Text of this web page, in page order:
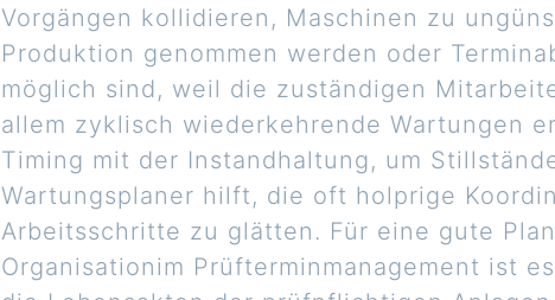
Vorgängen kollidieren, Maschinen zu
Produktion genommen werden oder
möglich sind, weil die zuständigen
allem zyklisch wiederkehrende Wartungen
Timing mit der Instandhaltung, um
Wartungsplaner hilft, die oft holprige
Arbeitsschritte zu glätten. Für eine gute
Organisationim Prüfterminmanagement ist